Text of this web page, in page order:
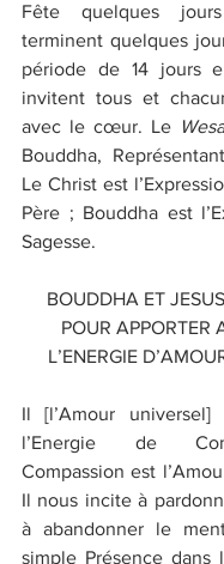
Fête quelques
terminent quelques
période de 14 jours
invitent tous et
avec le cœur. Le
Bouddha,
Le Christ est
Père ; Bouddha est
Sagesse.
BOUDDHA ET
POUR APPORTER
L’ENERGIE
Il [l’Amour
l’Energie de
Compassion est
Il nous incite à
à abandonner le
simple Présence dans